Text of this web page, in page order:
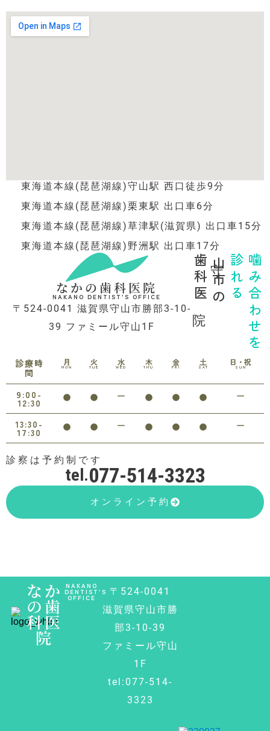
東海道本線(琵琶湖線)守山駅 西口徒歩9分
東海道本線(琵琶湖線)栗東駅 出口車6分
東海道本線(琵琶湖線)草津駅(滋賀県) 出口車15分
東海道本線(琵琶湖線)野洲駅 出口車17分
なかの歯科医院
NAKANO DENTIST’S OFFICE
〒524-0041 滋賀県守山市勝部3-10-
39 ファミール守山1F
噛み合わせを
診れる
守山市の
歯科医院
診療時
間
月
MON
火
TUE
水
WED
木
THU
金
FRI
土
SAT
日・祝
SUN
9:00-
12:30
13:30-
17:30
診察は予約制です
tel.077-514-3323
オンライン予約
なか
の歯
科医
院
NAKANO
DENTIST’S
OFFICE
〒524-0041
滋賀県守山市勝
部3-10-39
ファミール守山
1F
tel:077-514-
3323